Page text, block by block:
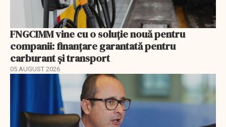
FNGCIMM vine cu o soluție nouă pentru
companii: finanțare garantată pentru
carburant și transport
05 AUGUST 2026